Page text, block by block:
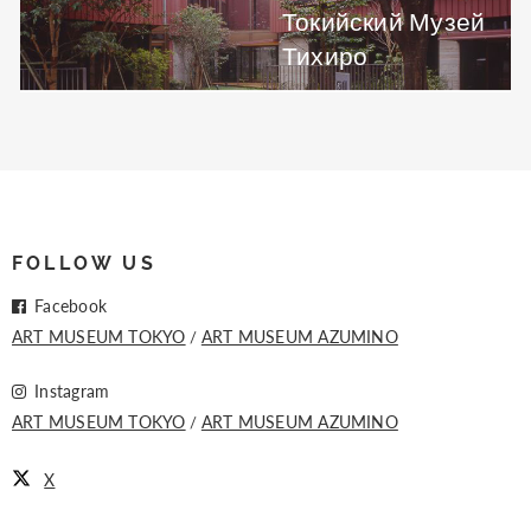
Токийский Музей
Тихиро
FOLLOW US
Facebook
ART MUSEUM TOKYO
ART MUSEUM AZUMINO
Instagram
ART MUSEUM TOKYO
ART MUSEUM AZUMINO
X